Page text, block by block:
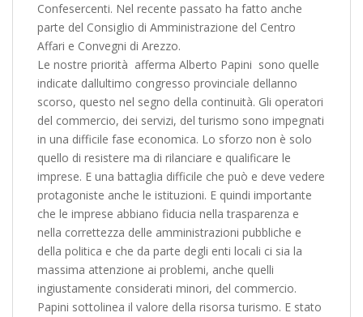
Confesercenti. Nel recente passato ha fatto anche
parte del Consiglio di Amministrazione del Centro
Affari e Convegni di Arezzo.
Le nostre priorità  afferma Alberto Papini  sono quelle
indicate dallultimo congresso provinciale dellanno
scorso, questo nel segno della continuità. Gli operatori
del commercio, dei servizi, del turismo sono impegnati
in una difficile fase economica. Lo sforzo non è solo
quello di resistere ma di rilanciare e qualificare le
imprese. E una battaglia difficile che può e deve vedere
protagoniste anche le istituzioni. E quindi importante
che le imprese abbiano fiducia nella trasparenza e
nella correttezza delle amministrazioni pubbliche e
della politica e che da parte degli enti locali ci sia la
massima attenzione ai problemi, anche quelli
ingiustamente considerati minori, del commercio.
Papini sottolinea il valore della risorsa turismo. E stato